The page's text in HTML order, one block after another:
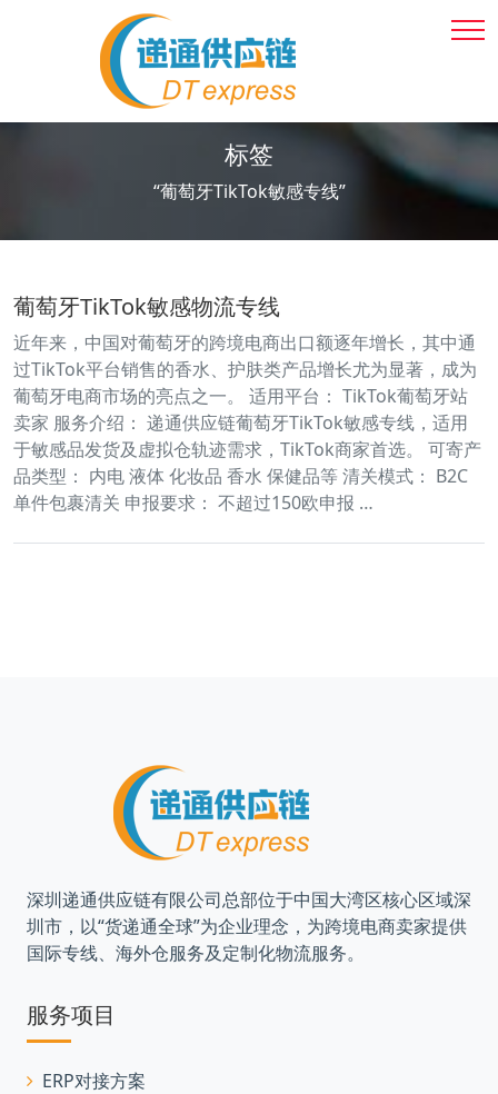
标签
“葡萄牙TikTok敏感专线”
葡萄牙TikTok敏感物流专线
近年来，中国对葡萄牙的跨境电商出口额逐年增长，其中通
过TikTok平台销售的香水、护肤类产品增长尤为显著，成为
葡萄牙电商市场的亮点之一。 适用平台： TikTok葡萄牙站
卖家 服务介绍： 递通供应链葡萄牙TikTok敏感专线，适用
于敏感品发货及虚拟仓轨迹需求，TikTok商家首选。 可寄产
品类型： 内电 液体 化妆品 香水 保健品等 清关模式： B2C
单件包裹清关 申报要求： 不超过150欧申报 …
深圳递通供应链有限公司总部位于中国大湾区核心区域深
圳市，以“货递通全球”为企业理念，为跨境电商卖家提供
国际专线、海外仓服务及定制化物流服务。
服务项目
ERP对接方案